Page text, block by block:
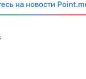
на новости